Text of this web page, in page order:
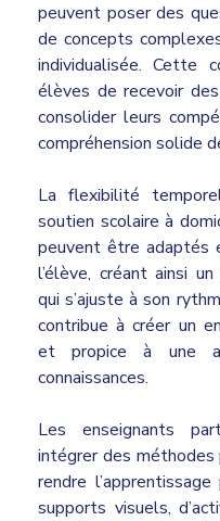
peuvent poser des
de concepts
individualisée. Cette
élèves de recevoir
consolider leurs
compréhension solide
La flexibilité
soutien scolaire à
peuvent être adaptés
l’élève, créant ainsi
qui s’ajuste à son
contribue à créer un
et propice à une
connaissances.
Les enseignants
intégrer des méthodes
rendre
supports visuels,